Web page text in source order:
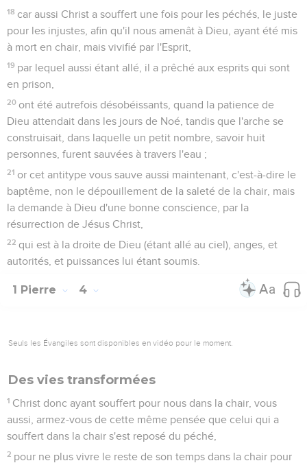
18 car aussi Christ a souffert une fois pour les péchés, le juste
pour les injustes, afin qu'il nous amenât à Dieu, ayant été mis
à mort en chair, mais vivifié par l'Esprit,
19 par lequel aussi étant allé, il a prêché aux esprits qui sont
en prison,
20 ont été autrefois désobéissants, quand la patience de
Dieu attendait dans les jours de Noé, tandis que l'arche se
construisait, dans laquelle un petit nombre, savoir huit
personnes, furent sauvées à travers l'eau ;
21 or cet antitype vous sauve aussi maintenant, c'est-à-dire le
baptême, non le dépouillement de la saleté de la chair, mais
la demande à Dieu d'une bonne conscience, par la
résurrection de Jésus Christ,
22 qui est à la droite de Dieu (étant allé au ciel), anges, et
autorités, et puissances lui étant soumis.
1 Pierre 4
Seuls les Évangiles sont disponibles en vidéo pour le moment.
Des vies transformées
1 Christ donc ayant souffert pour nous dans la chair, vous
aussi, armez-vous de cette même pensée que celui qui a
souffert dans la chair s'est reposé du péché,
2 pour ne plus vivre le reste de son temps dans la chair pour